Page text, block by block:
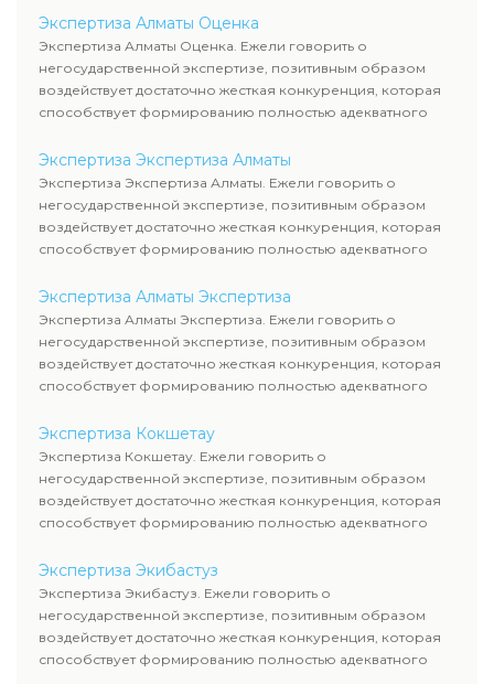
Экспертиза Алматы Оценка
Экспертиза Алматы Оценка. Ежели говорить о
негосударственной экспертизе, позитивным образом
воздействует достаточно жесткая конкуренция, которая
способствует формированию полностью адекватного
Экспертиза Экспертиза Алматы
Экспертиза Экспертиза Алматы. Ежели говорить о
негосударственной экспертизе, позитивным образом
воздействует достаточно жесткая конкуренция, которая
способствует формированию полностью адекватного
Экспертиза Алматы Экспертиза
Экспертиза Алматы Экспертиза. Ежели говорить о
негосударственной экспертизе, позитивным образом
воздействует достаточно жесткая конкуренция, которая
способствует формированию полностью адекватного
Экспертиза Кокшетау
Экспертиза Кокшетау. Ежели говорить о
негосударственной экспертизе, позитивным образом
воздействует достаточно жесткая конкуренция, которая
способствует формированию полностью адекватного
Экспертиза Экибастуз
Экспертиза Экибастуз. Ежели говорить о
негосударственной экспертизе, позитивным образом
воздействует достаточно жесткая конкуренция, которая
способствует формированию полностью адекватного